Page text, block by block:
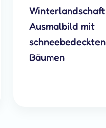
Winterlandschaft
Ausmalbild mit
schneebedeckten
Bäumen